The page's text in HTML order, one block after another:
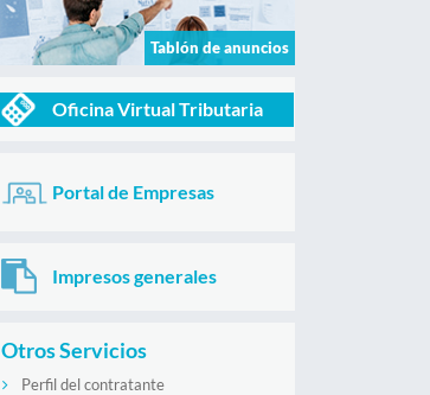
Tablón de anuncios
Oficina Virtual Tributaria
Portal de Empresas
Impresos generales
Otros Servicios
Perfil del contratante